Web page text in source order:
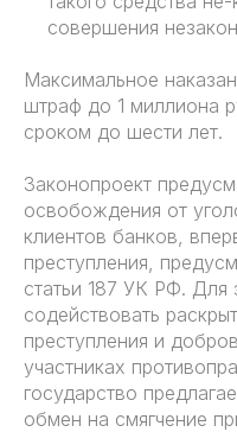
совершения
Максимальное
штраф до 1 миллиона
сроком до шести лет.
Законопроект
освобождения от
клиентов банков,
преступления,
статьи 187 УК РФ. Для
содействовать
преступления и
участниках
государство
обмен на смягчение